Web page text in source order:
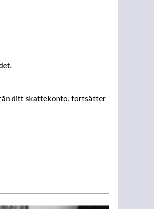
ditt skattekonto, fortsätter